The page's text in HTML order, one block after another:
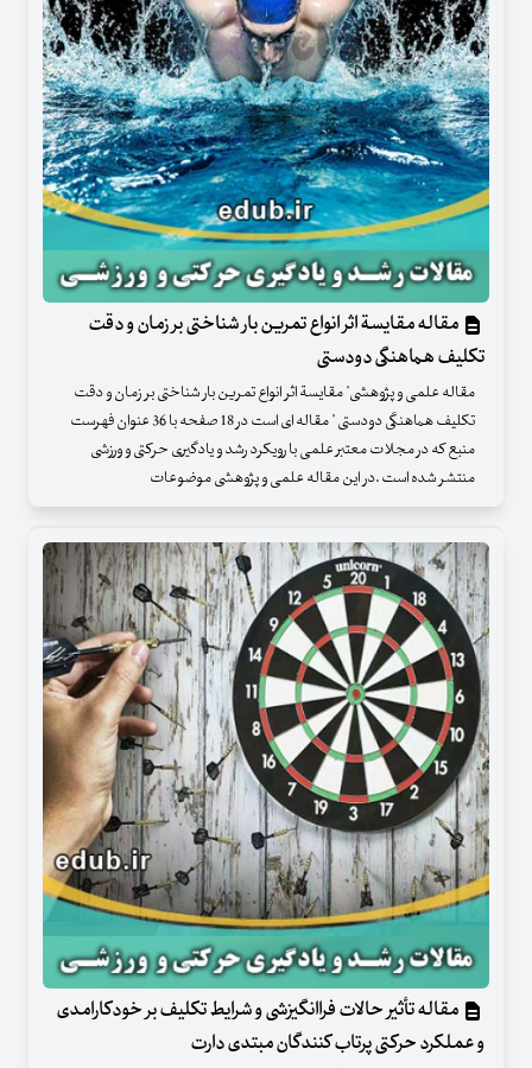
مقاله مقایسة اثر انواع تمرین بار شناختی بر زمان و دقت
تکلیف هماهنگی دودستی
مقاله علمی و پژوهشی" مقایسة اثر انواع تمرین بار شناختی بر زمان و دقت
تکلیف هماهنگی دودستی " مقاله ای است در 18 صفحه با 36 عنوان فهرست
منبع که در مجلات معتبر علمی با رویکرد رشد و یادگیری حرکتی و ورزشی
منتشر شده است .در این مقاله علمی و پژوهشی موضوعات
مقاله تأثیر حالات فراانگیزشی و شرایط تکلیف بر خودکارامدی
و عملکرد حرکتی پرتاب کنندگان مبتدی دارت